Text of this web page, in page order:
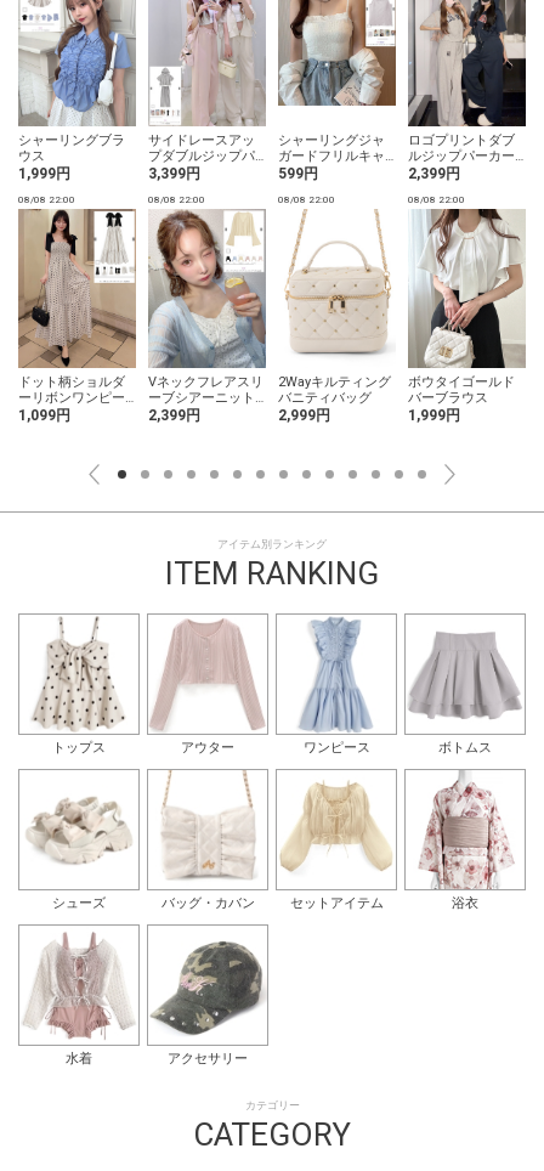
シャーリングブラ
ウス
1,999円
サイドレースアッ
プダブルジップパ
ーカー×ワイドパン
3,399円
シャーリングジャ
ガードフリルキャ
ミソール
599円
ロゴプリントダブ
ルジップパーカー×
ワイドパンツセッ
2,399円
08/08 22:00
ドット柄ショルダ
ーリボンワンピー
ス1,099円
08/08 22:00
Vネックフレアスリ
ーブシアーニット
カーディガン
2,399円
08/08 22:00
2Wayキルティング
バニティバッグ
2,999円
08/08 22:00
ボウタイゴールド
バーブラウス
1,999円
アイテム別ランキング
ITEM RANKING
トップス アウター ワンピース ボトムス
シューズ バッグ・カバン セットアイテム 浴衣
水着 アクセサリー
カテゴリー
CATEGORY